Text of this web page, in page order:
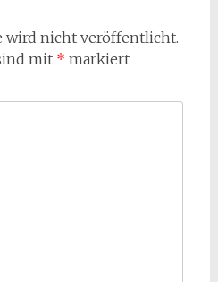
wird nicht veröffentlicht.
mit * markiert